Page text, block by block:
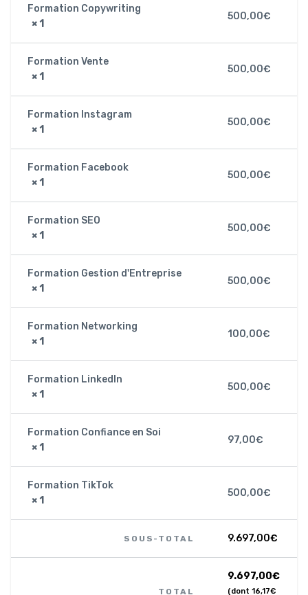
Formation Copywriting
× 1
500,00€
Formation Vente
× 1
500,00€
Formation Instagram
× 1
500,00€
Formation Facebook
× 1
500,00€
Formation SEO
× 1
500,00€
Formation Gestion d'Entreprise
× 1
500,00€
Formation Networking
× 1
100,00€
Formation LinkedIn
× 1
500,00€
Formation Confiance en Soi
× 1
97,00€
Formation TikTok
× 1
500,00€
SOUS-TOTAL 9.697,00€
TOTAL
9.697,00€
(dont 16,17€